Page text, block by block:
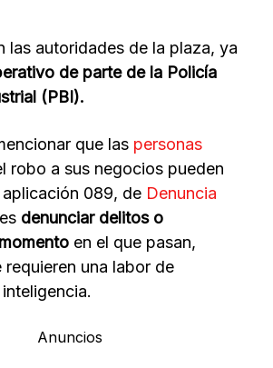
las autoridades de la plaza, ya
de parte de la Policía
(PBI).
que las personas
robo a sus negocios pueden
089, de Denuncia
denunciar delitos o
en el que pasan,
una labor de
Anuncios